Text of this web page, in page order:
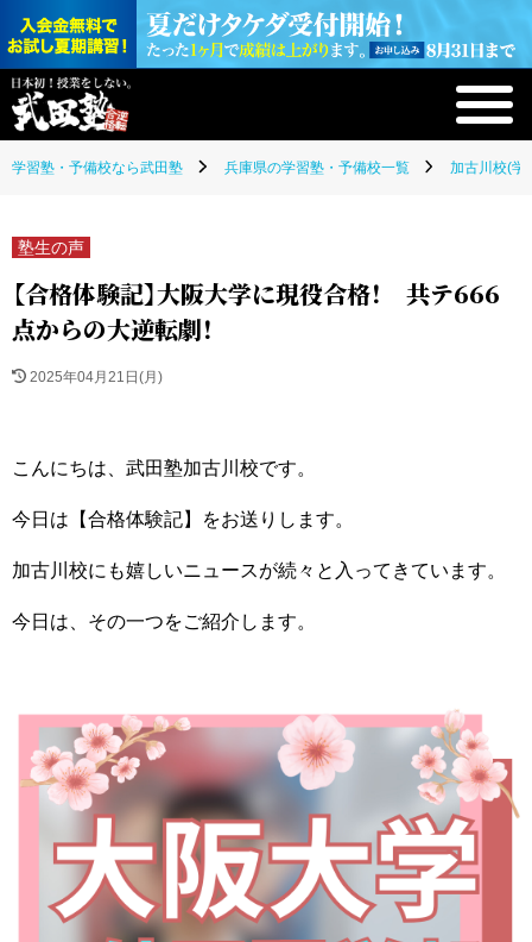
学習塾・予備校なら武田塾 兵庫県の学習塾・予備校一覧 加古川校(学
塾生の声
【合格体験記】大阪大学に現役合格！ 共テ666
点からの大逆転劇！
2025年04月21日(月)
こんにちは、武田塾加古川校です。
今日は【合格体験記】をお送りします。
加古川校にも嬉しいニュースが続々と入ってきています。
今日は、その一つをご紹介します。